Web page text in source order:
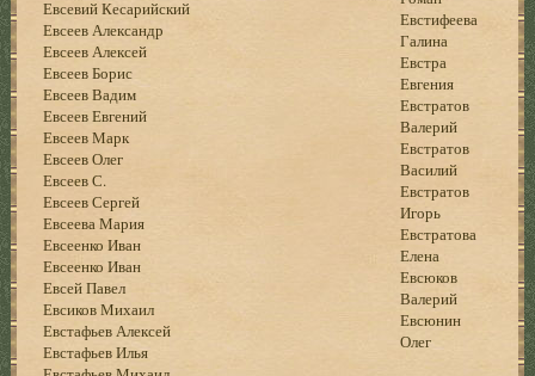
Евсевий Кесарийский
Евсеев Александр
Евсеев Алексей
Евсеев Борис
Евсеев Вадим
Евсеев Евгений
Евсеев Марк
Евсеев Олег
Евсеев С.
Евсеев Сергей
Евсеева Мария
Евсеенко Иван
Евсеенко Иван
Евсей Павел
Евсиков Михаил
Евстафьев Алексей
Евстафьев Илья
Евстифеева
Галина
Евстра
Евгения
Евстратов
Валерий
Евстратов
Василий
Евстратов
Игорь
Евстратова
Елена
Евсюков
Валерий
Евсюнин
Олег